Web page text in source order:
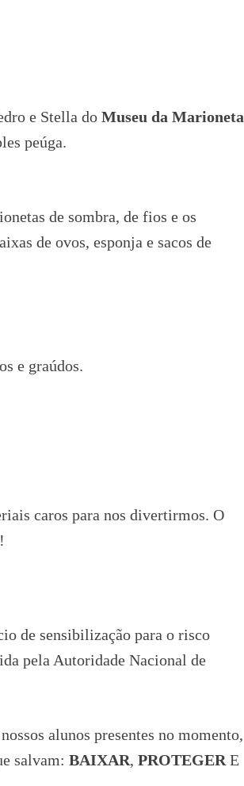
e Stella do Museu da Marioneta
peúga.
de sombra, de fios e os
de ovos, esponja e sacos de
e graúdos.
caros para nos divertirmos. O
de sensibilização para o risco
pela Autoridade Nacional de
alunos presentes no momento,
salvam: BAIXAR, PROTEGER E